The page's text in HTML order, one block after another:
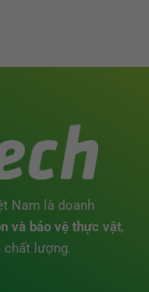
Nam là doanh
và bảo vệ thực vật,
chất lượng.